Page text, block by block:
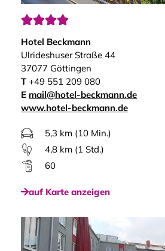

Hotel Beckmann
Ulrideshuser Straße 44
37077 Göttingen
T+49 551 209 080
E mail@hotel-beckmann.de
www.hotel-beckmann.de
5,3 km (10 Min.)
4,8 km (1 Std.)
60
auf Karte anzeigen